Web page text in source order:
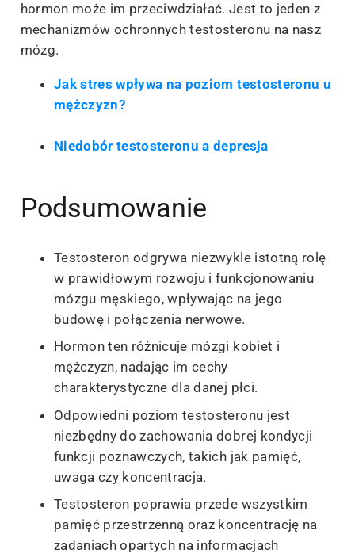
hormon może im przeciwdziałać. Jest to jeden z
mechanizmów ochronnych testosteronu na nasz
mózg.
Jak stres wpływa na poziom testosteronu u
mężczyzn?
Niedobór testosteronu a depresja
Podsumowanie
Testosteron odgrywa niezwykle istotną rolę
w prawidłowym rozwoju i funkcjonowaniu
mózgu męskiego, wpływając na jego
budowę i połączenia nerwowe.
Hormon ten różnicuje mózgi kobiet i
mężczyzn, nadając im cechy
charakterystyczne dla danej płci.
Odpowiedni poziom testosteronu jest
niezbędny do zachowania dobrej kondycji
funkcji poznawczych, takich jak pamięć,
uwaga czy koncentracja.
Testosteron poprawia przede wszystkim
pamięć przestrzenną oraz koncentrację na
zadaniach opartych na informacjach